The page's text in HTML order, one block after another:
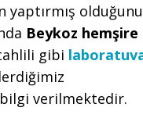
yaptırmış
Beykoz hemşire
gibi
bilgi verilmektedir.